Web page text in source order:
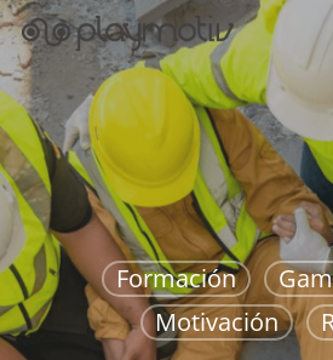
Hit enter to search or ESC
Formación
Motivación